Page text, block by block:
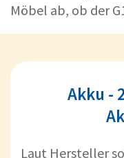
Möbel ab, ob der
Akku -
Laut Hersteller